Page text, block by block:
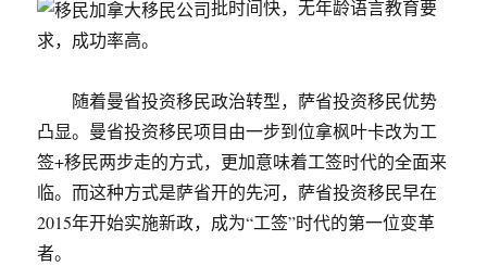
批时间快，无年龄语言教育要
求，成功率高。
随着曼省投资移民政治转型，萨省投资移民优势
凸显。曼省投资移民项目由一步到位拿枫叶卡改为工
签+移民两步走的方式，更加意味着工签时代的全面来
临。而这种方式是萨省开的先河，萨省投资移民早在
2015年开始实施新政，成为“工签”时代的第一位变革
者。